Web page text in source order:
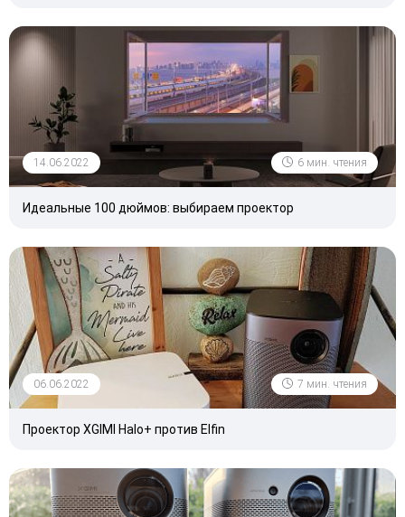
14.06.2022 6 мин. чтения
Идеальные 100 дюймов: выбираем проектор
06.06.2022 7 мин. чтения
Проектор XGIMI Halo+ против Elfin